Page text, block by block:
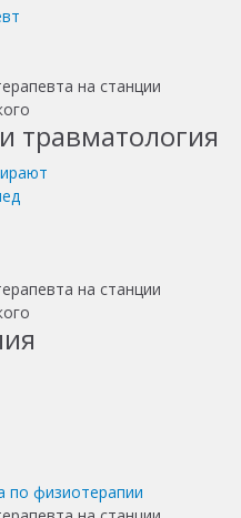
травматология
по физиотерапии